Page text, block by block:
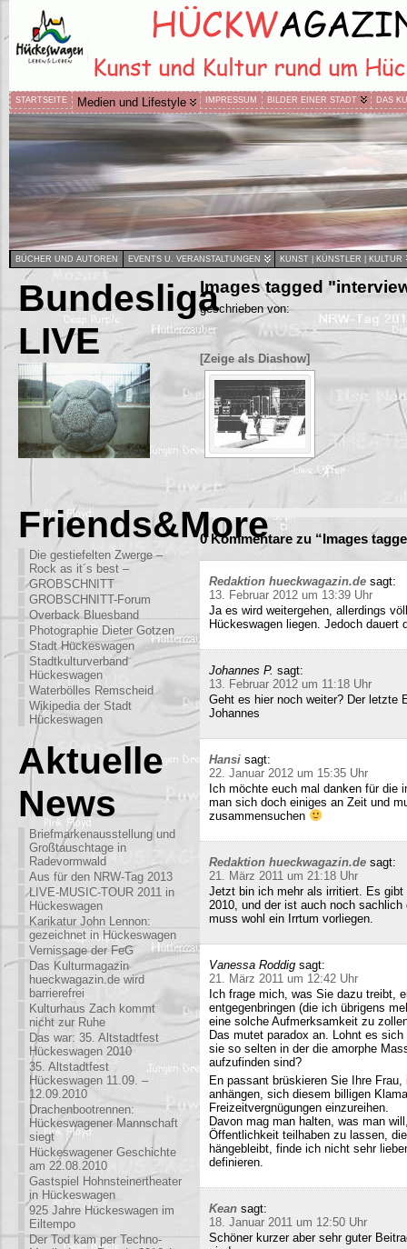
STARTSEITE Medien und Lifestyle IMPRESSUM BILDER EINER STADT DAS
BÜCHER UND AUTOREN EVENTS U. VERANSTALTUNGEN KUNST | KÜNSTLER | KULTUR
Bundesliga
LIVE
Friends&More
Die gestiefelten Zwerge –
Rock as it´s best –
GROBSCHNITT
GROBSCHNITT-Forum
Overback Bluesband
Photographie Dieter Gotzen
Stadt Hückeswagen
Stadtkulturverband
Hückeswagen
Waterbölles Remscheid
Wikipedia der Stadt
Hückeswagen
Aktuelle
News
Briefmarkenausstellung und
Großtauschtage in
Radevormwald
Aus für den NRW-Tag 2013
LIVE-MUSIC-TOUR 2011 in
Hückeswagen
Karikatur John Lennon:
gezeichnet in Hückeswagen
Vernissage der FeG
Das Kulturmagazin
hueckwagazin.de wird
barrierefrei
Kulturhaus Zach kommt
nicht zur Ruhe
Das war: 35. Altstadtfest
Hückeswagen 2010
35. Altstadtfest
Hückeswagen 11.09. –
12.09.2010
Drachenbootrennen:
Hückeswagener Mannschaft
siegt
Hückeswagener Geschichte
am 22.08.2010
Gastspiel Hohnsteinertheater
in Hückeswagen
925 Jahre Hückeswagen im
Eiltempo
Der Tod kam per Techno-
Images tagged
geschrieben von:
[Zeige als Diashow]
0 Kommentare zu “Images
Redaktion hueckwagazin.de sagt:
13. Februar 2012 um 13:39 Uhr
Ja es wird weitergehen, allerdings
Hückeswagen liegen. Jedoch
Johannes P. sagt:
13. Februar 2012 um 11:18 Uhr
Geht es hier noch weiter? Der letzte
Johannes
Hansi sagt:
22. Januar 2012 um 15:35 Uhr
Ich möchte euch mal danken für die
man sich doch einiges an Zeit und
zusammensuchen
Redaktion hueckwagazin.de sagt:
21. März 2011 um 21:18 Uhr
Jetzt bin ich mehr als irritiert. Es gibt
2010, und der ist auch noch
muss wohl ein Irrtum vorliegen.
Vanessa Roddig sagt:
21. März 2011 um 12:42 Uhr
Ich frage mich, was Sie dazu treibt,
entgegenbringen (die ich übrigens
eine solche Aufmerksamkeit zu
Das mutet paradox an. Lohnt es
sie so selten in der die amorphe
aufzufinden sind?
En passant brüskieren Sie Ihre
anhängen, sich diesem billigen
Freizeitvergnügungen einzureihen.
Davon mag man halten, was man
Öffentlichkeit teilhaben zu lassen,
hängebleibt, finde ich nicht sehr
definieren.
Kean sagt:
18. Januar 2011 um 12:50 Uhr
Schöner kurzer aber sehr guter